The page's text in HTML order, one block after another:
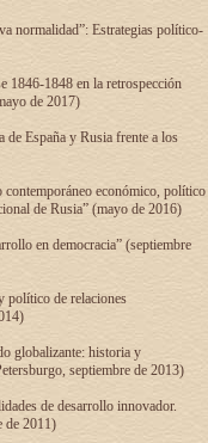
normalidad”: Estrategias político-
1846-1848 en la retrospección
de 2017)
España y Rusia frente a los
contemporáneo económico, político
de Rusia” (mayo de 2016)
en democracia” (septiembre
político de relaciones
globalizante: historia y
septiembre de 2013)
de desarrollo innovador.
de 2011)